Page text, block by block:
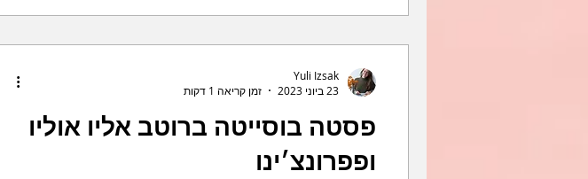
פסטה בוסייטה ברוטב אליו אוליו
ופפרונצ׳ינו
Yuli Izsak
23 ביוני 2023
זמן קריאה 1 דקות